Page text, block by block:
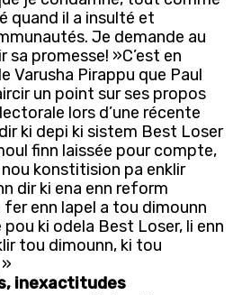
quand il a insulté et
Je demande au
promesse! »C’est en
Varusha Pirappu que Paul
un point sur ses propos
lors d’une récente
ki depi ki sistem Best Loser
finn laissée pour compte,
konstitision pa enklir
dir ki ena enn reform
fer enn lapel a tou dimounn
ki odela Best Loser, li enn
tou dimounn, ki tou
inexactitudes